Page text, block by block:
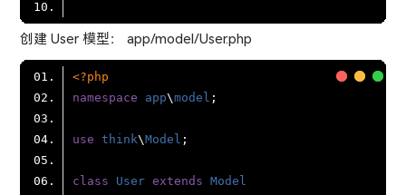
创建 User 模型： app/model/User.php
<?php
namespace
app\model
use think\Model
class User extends Model